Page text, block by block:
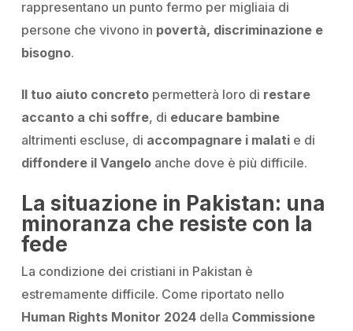
rappresentano un punto fermo per migliaia di
persone che vivono in povertà, discriminazione e
bisogno.
Il tuo aiuto concreto permetterà loro di restare
accanto a chi soffre, di educare bambine
altrimenti escluse, di accompagnare i malati e di
diffondere il Vangelo anche dove è più difficile.
La situazione in Pakistan: una
minoranza che resiste con la
fede
La condizione dei cristiani in Pakistan è
estremamente difficile. Come riportato nello
Human Rights Monitor 2024 della Commissione